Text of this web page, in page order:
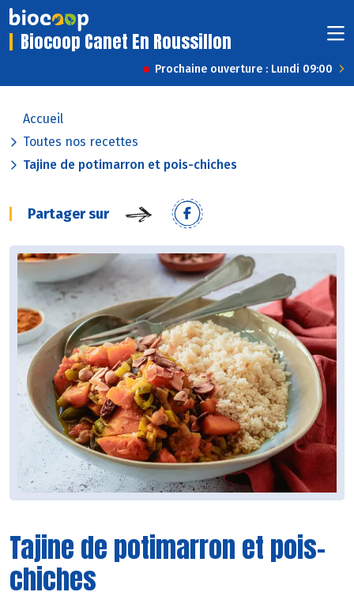
Biocoop Canet En Roussillon
Prochaine ouverture : Lundi 09:00
Accueil
Toutes nos recettes
Tajine de potimarron et pois-chiches
Partager sur
Tajine de potimarron et pois-
chiches